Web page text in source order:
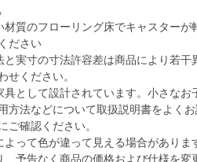
質のフローリング床でキャスター
ださい
実寸の寸法許容差は商品により若
せください。
として設計されています。小さな
方法などについて取扱説明書をよく
ご確認ください。
って色が違って見える場合がありま
予告なく商品の価格および仕様を